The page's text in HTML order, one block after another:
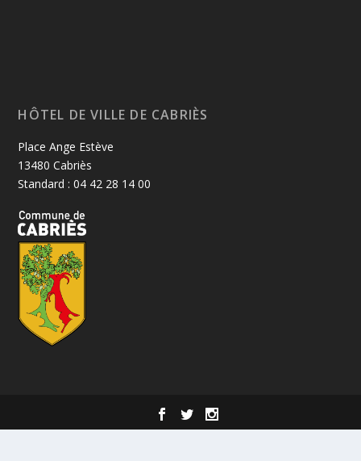
HÔTEL DE VILLE DE CABRIÈS
Place Ange Estève
13480 Cabriès
Standard : 04 42 28 14 00